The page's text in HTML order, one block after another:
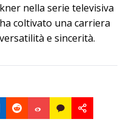
nella serie televisiva
coltivato una carriera
e sincerità.